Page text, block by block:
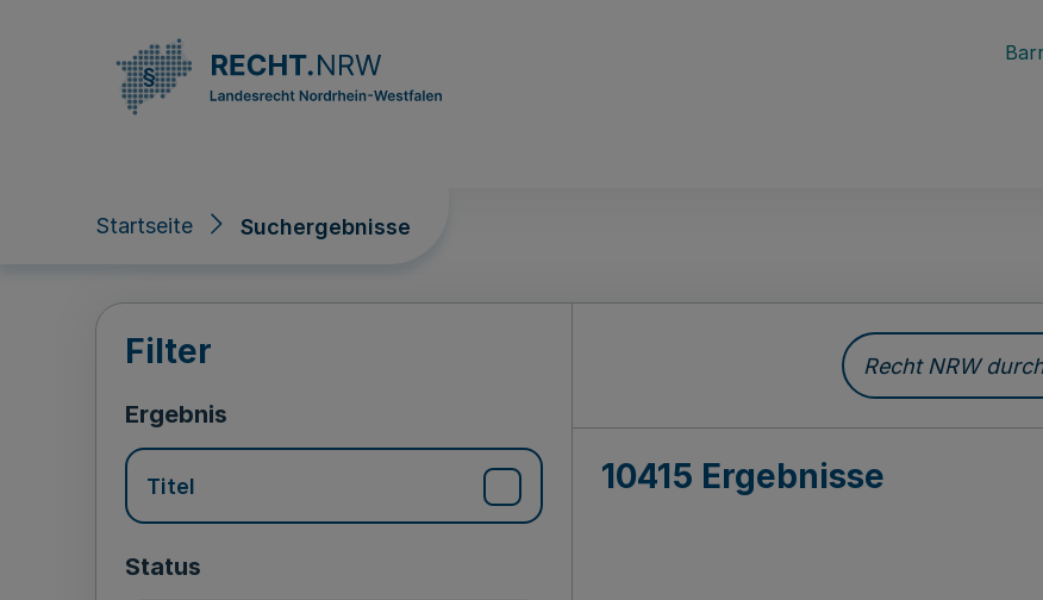
Startseite Suchergebnisse
Suchergebnisse
Filter
Ergebnis
Titel
Status
Recht NRW
10415 Ergebnisse